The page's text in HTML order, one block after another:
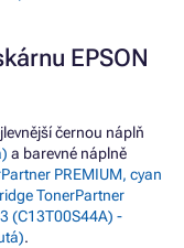
EPSON
černou náplň
a barevné náplně
PREMIUM, cyan
TonerPartner
(C13T00S44A) -
.